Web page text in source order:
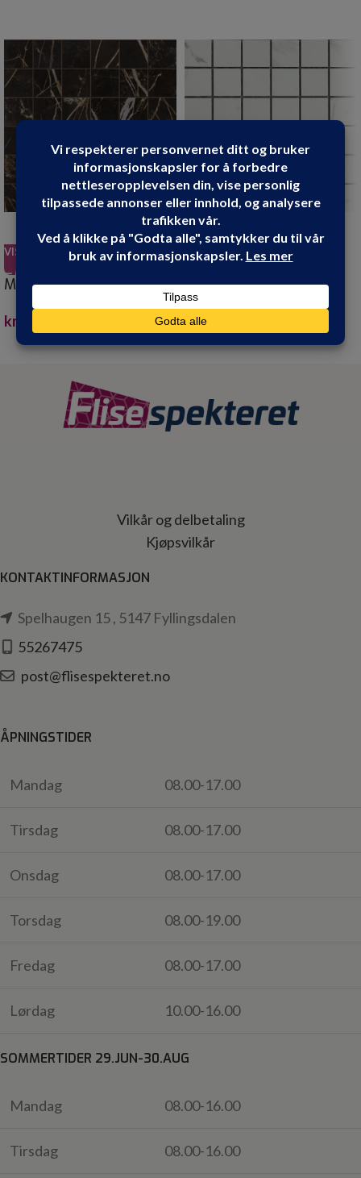
VIS PRODUKT
MOSAIKK CANOVA
VARENNA POLISHED 5X5
kr
VIS PRODUKT
MOSAIKK CARRARA X
MATT 5X5
kr159.90
Vilkår og delbetaling
Kjøpsvilkår
KONTAKTINFORMASJON
Spelhaugen 15 , 5147 Fyllingsdalen
55267475
post@flisespekteret.no
ÅPNINGSTIDER
Mandag 08.00-17.00
Tirsdag 08.00-17.00
Onsdag 08.00-17.00
Torsdag 08.00-19.00
Fredag 08.00-17.00
Lørdag 10.00-16.00
SOMMERTIDER 29.JUN-30.AUG
Mandag 08.00-16.00
Tirsdag 08.00-16.00